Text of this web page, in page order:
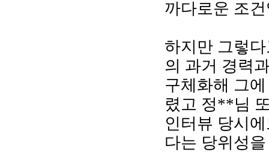
까다로운 조
하지만 그렇
의 과거 경력
구체화해 그
렸고 정**님
인터뷰 당시
다는 당위성